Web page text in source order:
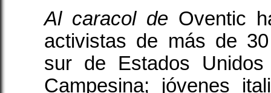
Al caracol de Oventic
activistas de más de
sur de Estados
Campesina; jóvenes